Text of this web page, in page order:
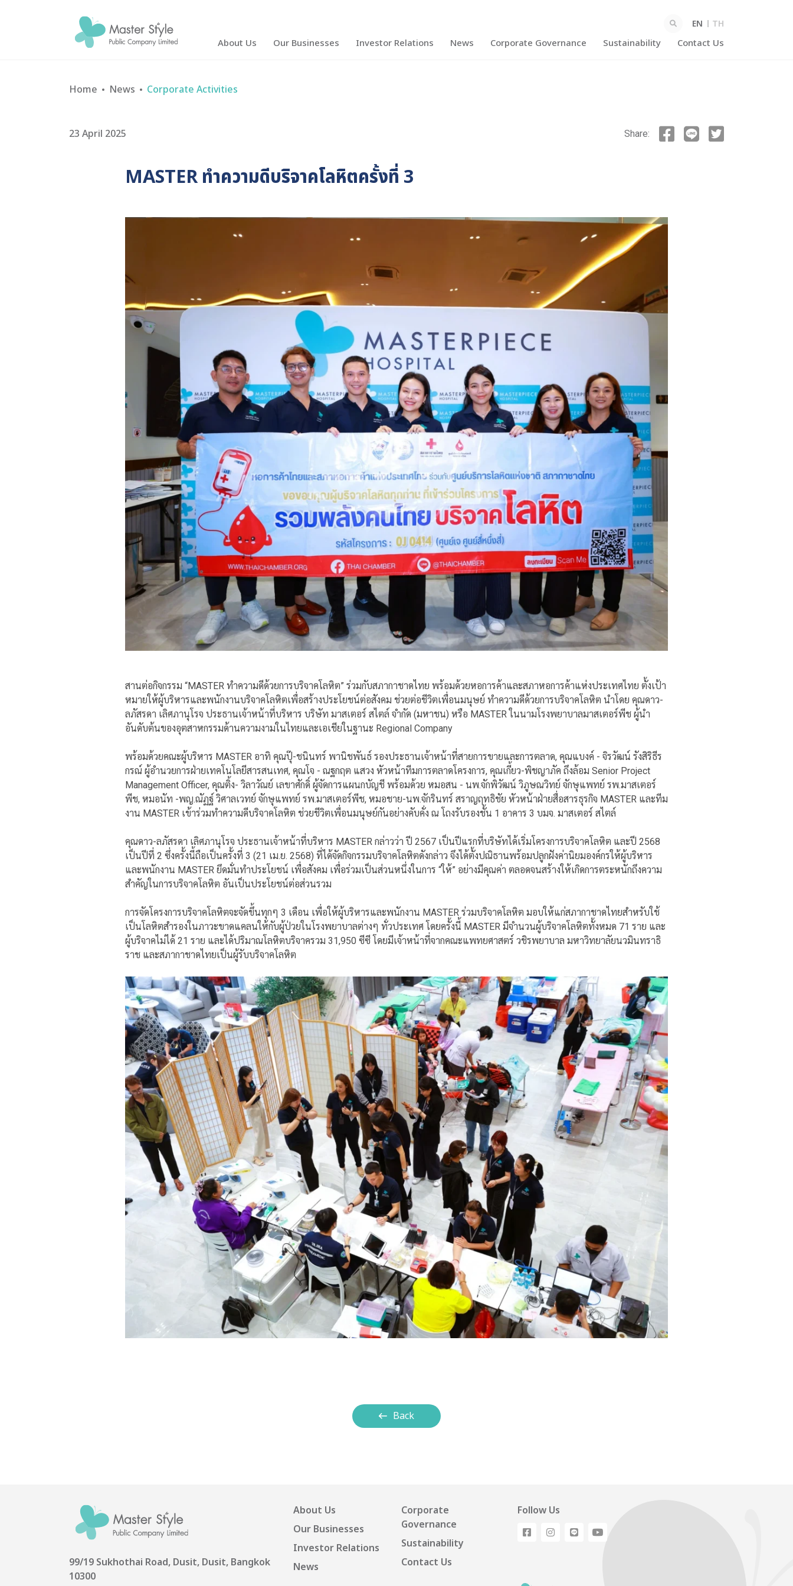
SITE SEARCH
EN TH
About Us Our Businesses Investor Relations News Corporate Governance Sustainability Contact Us
Home News Corporate Activities
23 April 2025 Share:
MASTER ทำความดีบริจาคโลหิตครั้งที่ 3
สานต่อกิจกรรม “MASTER ทำความดีด้วยการบริจาคโลหิต” ร่วมกับสภากาชาดไทย พร้อมด้วยหอการค้าและสภาหอการค้าแห่งประเทศไทย ตั้งเป้า
หมายให้ผู้บริหารและพนักงานบริจาคโลหิตเพื่อสร้างประโยชน์ต่อสังคม ช่วยต่อชีวิตเพื่อนมนุษย์ ทำความดีด้วยการบริจาคโลหิต นำโดย คุณดาว-
ลภัสรดา เลิศภานุโรจ ประธานเจ้าหน้าที่บริหาร บริษัท มาสเตอร์ สไตล์ จำกัด (มหาชน) หรือ MASTER ในนามโรงพยาบาลมาสเตอร์พีช ผู้นำ
อันดับต้นของอุตสาหกรรมด้านความงามในไทยและเอเชียในฐานะ Regional Company
พร้อมด้วยคณะผู้บริหาร MASTER อาทิ คุณปุ๊-ชนินทร์ พานิชพันธ์ รองประธานเจ้าหน้าที่สายการขายและการตลาด, คุณแบงค์ - จิรวัฒน์ รังสิริธีร
กรณ์ ผู้อำนวยการฝ่ายเทคโนโลยีสารสนเทศ, คุณโจ - ณฐกฤต แสวง หัวหน้าทีมการตลาดโครงการ, คุณเกี้ยว-พิชญาภัค ถึงล้อม Senior Project
Management Officer, คุณติ้ง- วิลาวัณย์ เลขาศักดิ์ ผู้จัดการแผนกบัญชี พร้อมด้วย หมอสน - นพ.จักพิวัฒน์ วิภูษณวิทย์ จักษุแพทย์ รพ.มาสเตอร์
พีช, หมอนัท -พญ.ณัฏฐ์ วิศาลเวทย์ จักษุแพทย์ รพ.มาสเตอร์พีช, หมอชาย-นพ.จักรินทร์ สราญฤทธิชัย หัวหน้าฝ่ายสื่อสารธุรกิจ MASTER และทีม
งาน MASTER เข้าร่วมทำความดีบริจาคโลหิต ช่วยชีวิตเพื่อนมนุษย์กันอย่างคับคั่ง ณ โถงรับรองชั้น 1 อาคาร 3 บมจ. มาสเตอร์ สไตล์
คุณดาว-ลภัสรดา เลิศภานุโรจ ประธานเจ้าหน้าที่บริหาร MASTER กล่าวว่า ปี 2567 เป็นปีแรกที่บริษัทได้เริ่มโครงการบริจาคโลหิต และปี 2568
เป็นปีที่ 2 ซึ่งครั้งนี้ถือเป็นครั้งที่ 3 (21 เม.ย. 2568) ที่ได้จัดกิจกรรมบริจาคโลหิตดังกล่าว จึงได้ตั้งปณิธานพร้อมปลูกฝังค่านิยมองค์กรให้ผู้บริหาร
และพนักงาน MASTER ยึดมั่นทำประโยชน์ เพื่อสังคม เพื่อร่วมเป็นส่วนหนึ่งในการ “ให้” อย่างมีคุณค่า ตลอดจนสร้างให้เกิดการตระหนักถึงความ
สำคัญในการบริจาคโลหิต อันเป็นประโยชน์ต่อส่วนรวม
การจัดโครงการบริจาคโลหิตจะจัดขึ้นทุกๆ 3 เดือน เพื่อให้ผู้บริหารและพนักงาน MASTER ร่วมบริจาคโลหิต มอบให้แก่สภากาชาดไทยสำหรับใช้
เป็นโลหิตสำรองในภาวะขาดแคลนให้กับผู้ป่วยในโรงพยาบาลต่างๆ ทั่วประเทศ โดยครั้งนี้ MASTER มีจำนวนผู้บริจาคโลหิตทั้งหมด 71 ราย และ
ผู้บริจาคไม่ได้ 21 ราย และได้ปริมาณโลหิตบริจาครวม 31,950 ซีซี โดยมีเจ้าหน้าที่จากคณะแพทยศาสตร์ วชิรพยาบาล มหาวิทยาลัยนวมินทราธิ
ราช และสภากาชาดไทยเป็นผู้รับบริจาคโลหิต
Back
99/19 Sukhothai Road, Dusit, Dusit, Bangkok
10300
About Us
Our Businesses
Investor Relations
News
Corporate
Governance
Sustainability
Contact Us
Follow Us